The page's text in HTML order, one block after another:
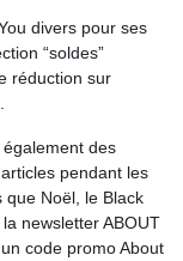
divers pour ses
“soldes”
réduction sur
des
pendant les
que Noël, le Black
newsletter ABOUT
code promo About